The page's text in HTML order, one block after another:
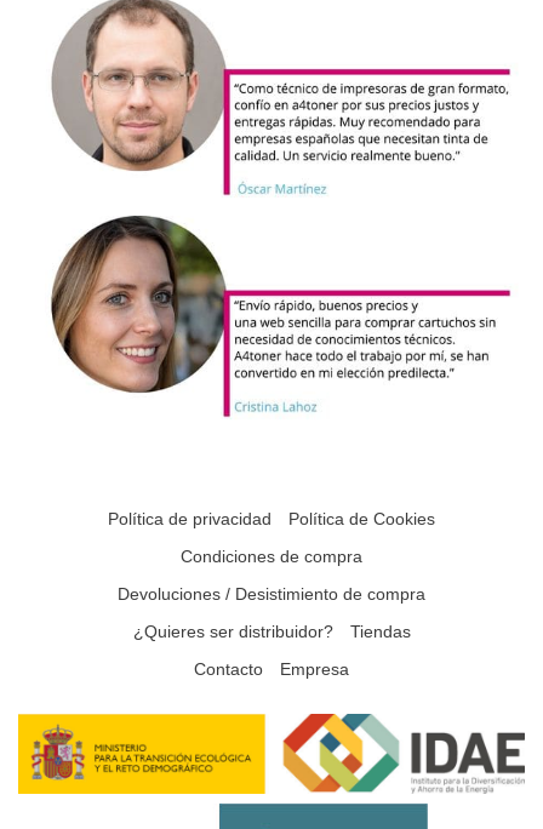
Política de privacidad
Política de Cookies
Condiciones de compra
Devoluciones / Desistimiento de compra
¿Quieres ser distribuidor?
Tiendas
Contacto
Empresa